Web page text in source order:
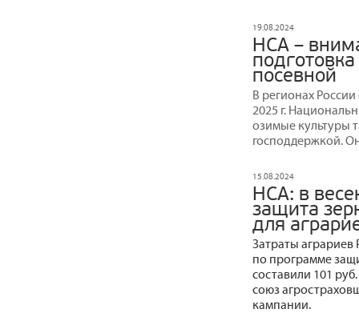
19.08.2024
НСА –
посевной
В регионах
2025 г.
озимые культуры
господдержкой.
15.08.2024
НСА: в
защита
для
Затраты аграриев
по программе
составили 101
союз
кампании.